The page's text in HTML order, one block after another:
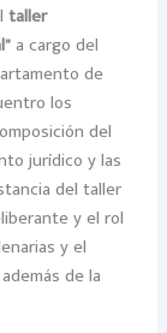
taller
a cargo del
de
los
del
jurídico y las
del taller
y el rol
y el
de la